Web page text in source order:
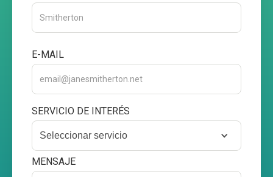
E-MAIL
SERVICIO DE INTERÉS
Seleccionar servicio
MENSAJE